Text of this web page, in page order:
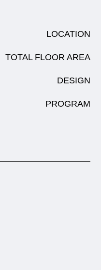
LOCATION
TOTAL FLOOR AREA
DESIGN
PROGRAM